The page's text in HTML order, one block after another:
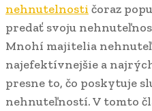
nehnutelnosti čoraz
predať svoju
Mnohí majitelia
najefektívnejšie a
presne to, čo poskytuje
nehnuteľností. V tomto